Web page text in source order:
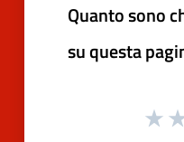
Quanto sono
su questa